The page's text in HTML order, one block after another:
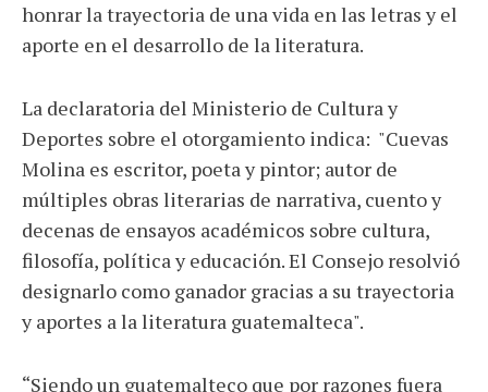
honrar la trayectoria de una vida en las letras y el
aporte en el desarrollo de la literatura.
La declaratoria del Ministerio de Cultura y
Deportes sobre el otorgamiento indica: "Cuevas
Molina es escritor, poeta y pintor; autor de
múltiples obras literarias de narrativa, cuento y
decenas de ensayos académicos sobre cultura,
filosofía, política y educación. El Consejo resolvió
designarlo como ganador gracias a su trayectoria
y aportes a la literatura guatemalteca".
“Siendo un guatemalteco que por razones fuera